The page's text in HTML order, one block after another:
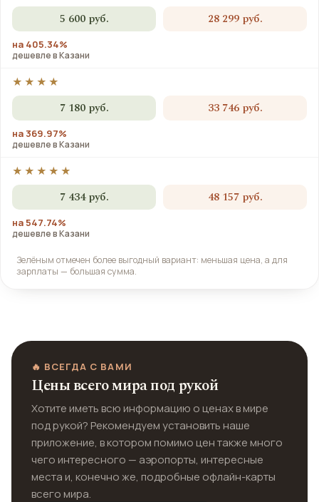
5 600 руб. 28 299 руб.
на 405.34%
дешевле в Казани
★★★★
7 180 руб. 33 746 руб.
на 369.97%
дешевле в Казани
★★★★★
7 434 руб. 48 157 руб.
на 547.74%
дешевле в Казани
Зелёным отмечен более выгодный вариант: меньшая цена, а для
зарплаты — большая сумма.
🔥 ВСЕГДА С ВАМИ
Цены всего мира под рукой
Хотите иметь всю информацию о ценах в мире
под рукой? Рекомендуем установить наше
приложение, в котором помимо цен также много
чего интересного — аэропорты, интересные
места и, конечно же, подробные офлайн-карты
всего мира.